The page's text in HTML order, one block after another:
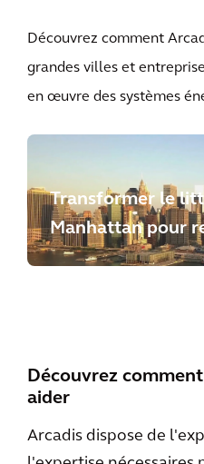
Découvrez comment
grandes villes et
en œuvre des systèmes
Transformer le
Manhattan pour
résilience
Découvrez
aider
Arcadis dispose de